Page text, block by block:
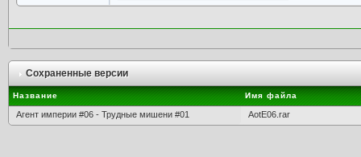
Сохраненные версии
Название Имя файла
Агент империи #06 - Трудные мишени #01 AotE06.rar